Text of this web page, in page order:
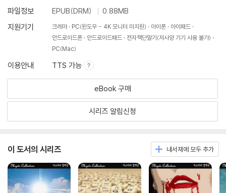
파일정보
EPUB(DRM)
0.88MB
지원기기
크레마 PC(윈도우 - 4K 모니터 미지원) 아이폰
아이패드
안드로이드폰
안드로이드패드
전자책단말기(저사양 기기 사용 불가)
PC(Mac)
이용안내 TTS 가능
eBook 구매
시리즈 알림신청
이 도서의 시리즈 내서재에 모두 추가